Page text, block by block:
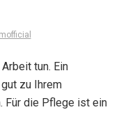
tun. Ein
zu Ihrem
Für die Pflege ist ein